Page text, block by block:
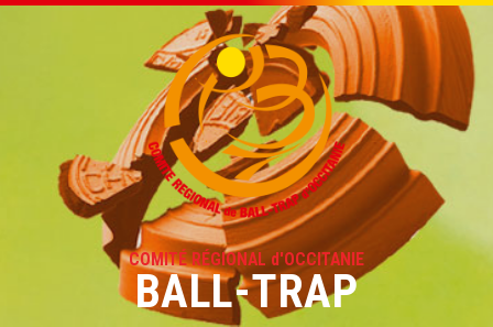
COMITÉ RÉGIONAL d'OCCITANIE
BALL-TRAP